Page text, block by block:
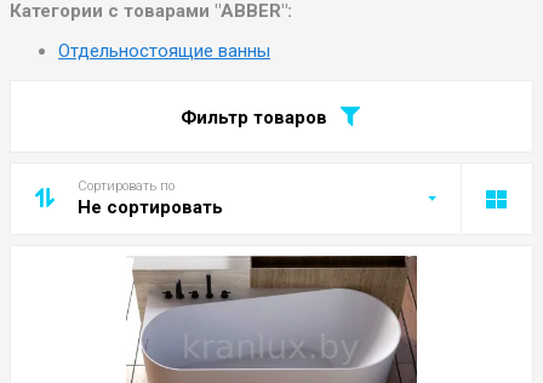
Категории с товарами "ABBER":
Отдельностоящие ванны
Фильтр товаров
Сортировать по
Не сортировать